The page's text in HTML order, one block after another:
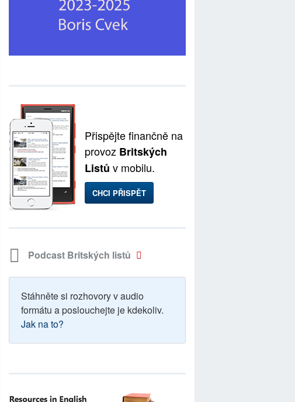
Přispějte finančně na
provoz Britských
Listů v mobilu.
CHCI PŘISPĚT
Podcast Britských listů
Stáhněte si rozhovory v audio
formátu a poslouchejte je kdekoliv.
Jak na to?